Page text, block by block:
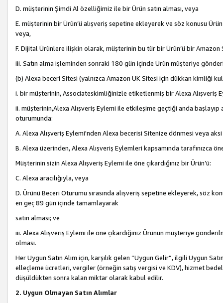
D. müşterinin Şimdi Al özelliğimiz ile bir Ürün satın alması, veya
E. müşterinin bir Ürün’ü alışveriş sepetine ekleyerek ve söz konusu
veya,
F. Dijital Ürünlere ilişkin olarak, müşterinin bu tür bir Ürün’ü bir Amazon
iii. Satın alma işleminden sonraki 180 gün içinde Ürün müşteriye
(b) Alexa beceri Sitesi (yalnızca Amazon UK Sitesi için dükkan kimliği
i. bir müşterinin, Associateskimliğinizle etiketlenmiş bir Alexa Alışveriş
ii. müşterinin,Alexa Alışveriş Eylemi ile etkileşime geçtiği anda
oturumunda:
A. Alexa Alışveriş Eylemi'nden Alexa becerisi Sitenize dönmesi veya
B. Alexa üzerinden, Alexa Alışveriş Eylemleri kapsamında tarafınızca
Müşterinin sizin Alexa Alışveriş Eylemi ile öne çıkardığınız bir Ürün’ü:
C. Alexa aracılığıyla, veya
D. Ürünü Beceri Oturumu sırasında alışveriş sepetine ekleyerek, söz
en geç 89 gün içinde tamamlayarak
satın alması; ve
iii. Alexa Alışveriş Eylemi ile öne çıkardığınız Ürünün müşteriye
olması.
Her Uygun Satın Alım için, karşılık gelen “Uygun Gelir”, ilgili Uygun
elleçleme ücretleri, vergiler (örneğin satış vergisi ve KDV), hizmet
düşüldükten sonra kalan miktar olarak kabul edilir.
2. Uygun Olmayan Satın Alımlar